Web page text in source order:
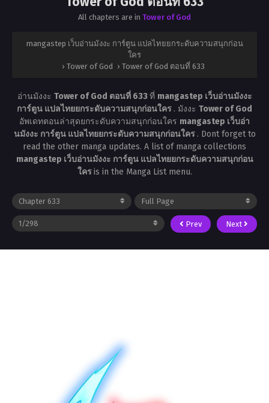
All chapters are in Tower of God
mangastep เว็บอ่านมังงะ การ์ตูน แปลไทยยกระดับความสนุกก่อน
ใคร
› Tower of God › Tower of God ตอนที่ 633
อ่านมังงะ Tower of God ตอนที่ 633ที่ mangastep เว็บอ่านมังงะ
การ์ตูน แปลไทยยกระดับความสนุกก่อนใคร . มังงะ Tower of God
อัพเดทตอนล่าสุดยกระดับความสนุกก่อนใคร mangastep เว็บอ่า
นมังงะ การ์ตูน แปลไทยยกระดับความสนุกก่อนใคร . Dont forget to
read the other manga updates. A list of manga collections
mangastep เว็บอ่านมังงะ การ์ตูน แปลไทยยกระดับความสนุกก่อน
ใครis in the Manga List menu.
Prev Next